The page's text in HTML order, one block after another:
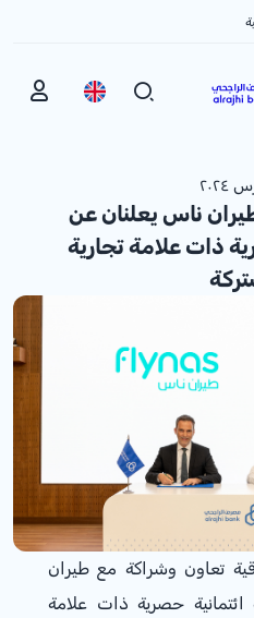
ناس يعلنان عن
ذات علامة تجارية
تعاون وشراكة مع طيران
حصرية ذات علامة